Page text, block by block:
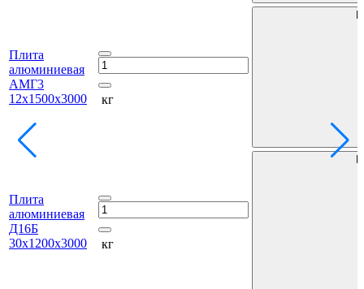
Плита
алюминиевая
АМГ3
12х1500х3000
кг
Плита
алюминиевая
Д16Б
30х1200х3000
кг